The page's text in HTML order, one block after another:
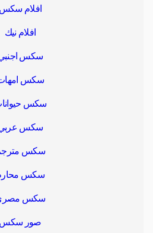
افلام سكس
افلام نيك
سكس
سكس
سكس
سكس
سكس
سكس
سكس
صور سكس